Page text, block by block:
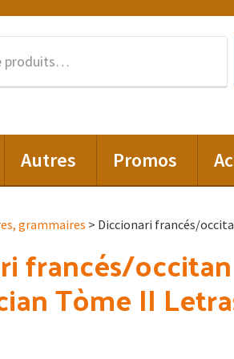
Autres Promos
grammaires > Diccionari francés/
francés/
Tòme II